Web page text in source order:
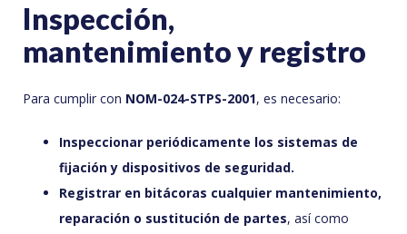
Inspección,
mantenimiento y registro
Para cumplir con NOM-024-STPS-2001, es necesario:
Inspeccionar periódicamente los sistemas de
fijación y dispositivos de seguridad.
Registrar en bitácoras cualquier mantenimiento,
reparación o sustitución de partes, así como